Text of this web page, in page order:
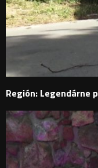
Región: Legendárne